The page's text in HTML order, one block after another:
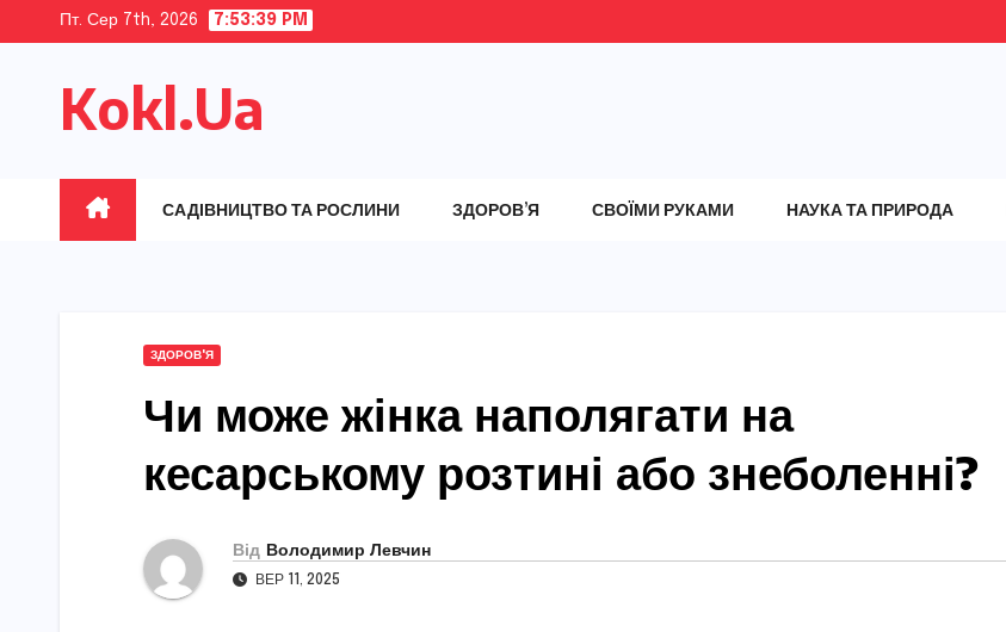
content
Пт. Сер 7th, 2026 7:53:40 PM
Kokl.Ua
САДІВНИЦТВО ТА РОСЛИНИ ЗДОРОВ’Я СВОЇМИ РУКАМИ НАУКА ТА ПРИРОДА
ЗДОРОВ'Я
Чи може жінка наполягати на
кесарському розтині або знеболенні?
Від Володимир Левчин
ВЕР 11, 2025